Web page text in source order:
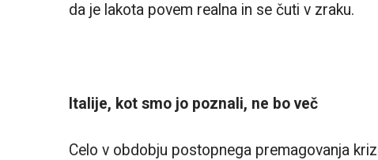
da je lakota povem realna in se čuti v zraku.
Italije, kot smo jo poznali, ne bo več
Celo v obdobju postopnega premagovanja